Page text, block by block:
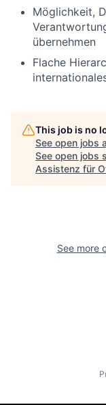
Möglichkeit,
übernehmen
Flache
This job is no
See open jobs
See open jobs
Assistenz für
See more